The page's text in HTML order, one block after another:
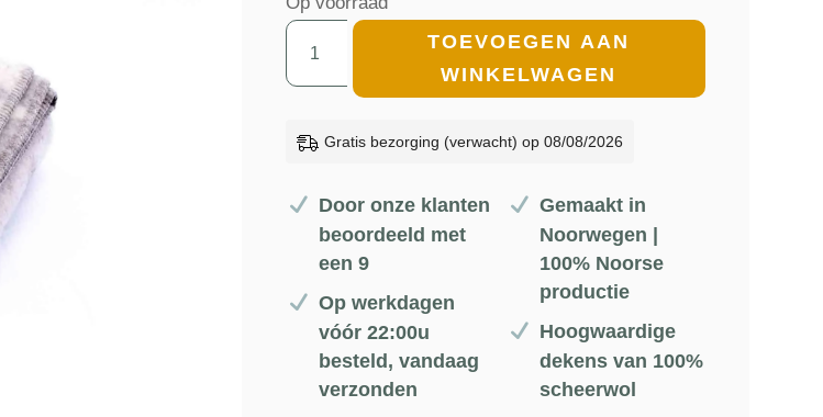
€229.00.€206.10.
Wollen
Grijs/Wit
Geometrisch
patroon
Lynild
Røros
TOEVOEGEN AAN
WINKELWAGEN
Gratis bezorging (verwacht) op 08/08/2026
Door onze klanten
beoordeeld met
een 9
Op werkdagen
vóór 22:00u
besteld, vandaag
verzonden
Gemaakt in
Noorwegen |
100% Noorse
productie
Hoogwaardige
dekens van 100%
scheerwol